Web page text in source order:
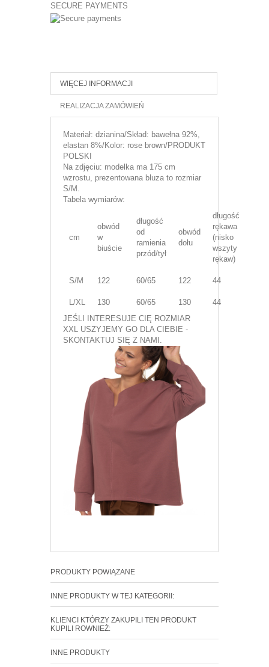
SECURE PAYMENTS
WIĘCEJ INFORMACJI
REALIZACJA ZAMÓWIEŃ
Materiał: dzianina/Skład: bawełna 92%,
elastan 8%/Kolor: rose brown/PRODUKT
POLSKI
Na zdjęciu: modelka ma 175 cm
wzrostu, prezentowana bluza to rozmiar
S/M.
Tabela wymiarów:
cm
obwód
w
biuście
długość
od
ramienia
przód/tył
obwód
dołu
długość
rękawa
(nisko
wszyty
rękaw)
S/M 122 60/65 122 44
L/XL 130 60/65 130
44
JEŚLI INTERESUJE CIĘ ROZMIAR
XXL USZYJEMY GO DLA CIEBIE -
SKONTAKTUJ SIĘ Z NAMI.
PRODUKTY POWIĄZANE
INNE PRODUKTY W TEJ KATEGORII:
KLIENCI KTÓRZY ZAKUPILI TEN PRODUKT
KUPILI ROWNIEŻ:
INNE PRODUKTY